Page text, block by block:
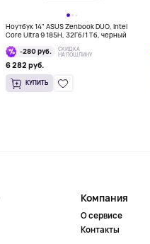
Ноутбук 14" ASUS Zenbook DUO, Intel
Core Ultra 9 185H, 32Гб/1 Тб, черный
-280 руб.
СКИДКА
НА ПОШЛИНУ
6 282 руб.
КУПИТЬ
Компания
О сервисе
Контакты